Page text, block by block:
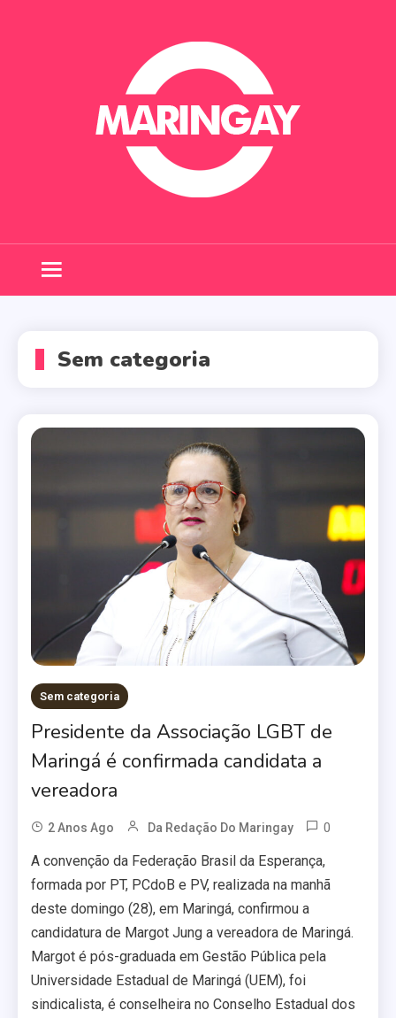
Sem categoria
Sem categoria
Presidente da Associação LGBT de
Maringá é confirmada candidata a
vereadora
2 Anos Ago Da Redação Do Maringay 0
A convenção da Federação Brasil da Esperança,
formada por PT, PCdoB e PV, realizada na manhã
deste domingo (28), em Maringá, confirmou a
candidatura de Margot Jung a vereadora de Maringá.
Margot é pós-graduada em Gestão Pública pela
Universidade Estadual de Maringá (UEM), foi
sindicalista, é conselheira no Conselho Estadual dos